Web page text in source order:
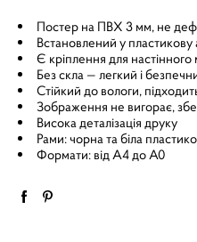
Постер на ПВХ 3 мм, не
Встановлений у
Є кріплення для
Без скла — легкий і
Стійкий до вологи,
Зображення не вигорає,
Висока деталізація друку
Рами: чорна та біла
Формати: від A4 до A0